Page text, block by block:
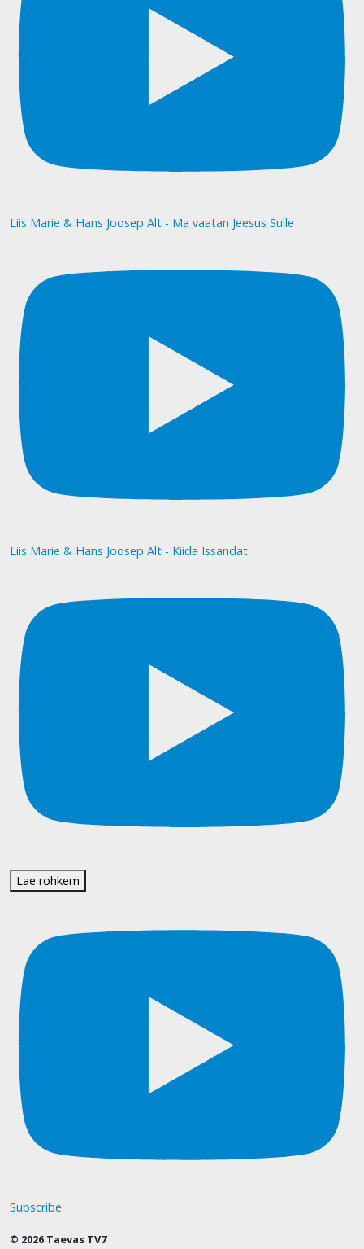
Liis Marie & Hans Joosep Alt - Ma vaatan Jeesus Sulle
Liis Marie & Hans Joosep Alt - Kiida Issandat
Lae rohkem
Subscribe
© 2026 Taevas TV7